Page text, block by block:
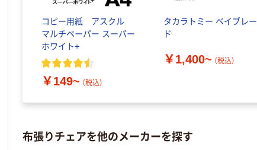
コピー用紙 アスクル
マルチペーパー スーパー
ホワイト+
￥149~ （税込）
タカラトミー ベイブレー
ド
￥1,400~ （税込）
布張りチェアを他のメーカーを探す
ト ニトリルグ
ローブ ブル
ー 粉なし（パ
ウダーフリー）
￥698~
本気プライス
小判・シングル
FSC認証紙 アス
クルオリジナル
￥143~ （税込）